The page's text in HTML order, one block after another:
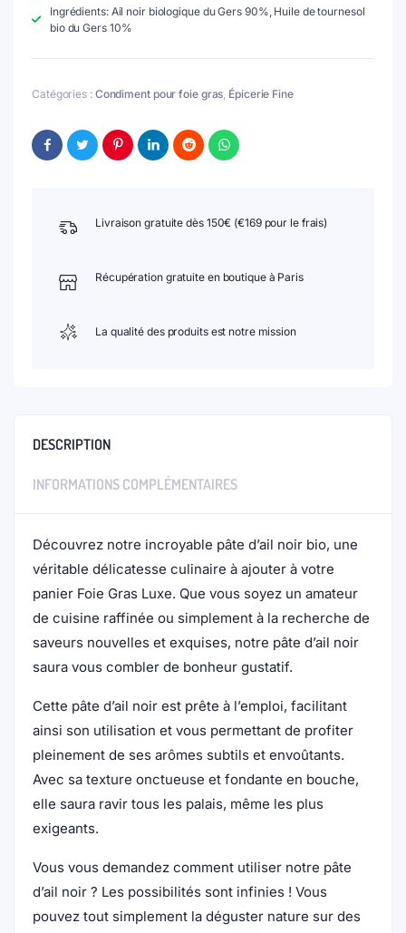
Ingrédients: Ail noir biologique du Gers 90%, Huile de tournesol
bio du Gers 10%
Catégories : Condiment pour foie gras, Épicerie Fine
Livraison gratuite dès 150€ (€169 pour le frais)
Récupération gratuite en boutique à Paris
La qualité des produits est notre mission
DESCRIPTION
INFORMATIONS COMPLÉMENTAIRES
Découvrez notre incroyable pâte d’ail noir bio, une
véritable délicatesse culinaire à ajouter à votre
panier Foie Gras Luxe. Que vous soyez un amateur
de cuisine raffinée ou simplement à la recherche de
saveurs nouvelles et exquises, notre pâte d’ail noir
saura vous combler de bonheur gustatif.
Cette pâte d’ail noir est prête à l’emploi, facilitant
ainsi son utilisation et vous permettant de profiter
pleinement de ses arômes subtils et envoûtants.
Avec sa texture onctueuse et fondante en bouche,
elle saura ravir tous les palais, même les plus
exigeants.
Vous vous demandez comment utiliser notre pâte
d’ail noir ? Les possibilités sont infinies ! Vous
pouvez tout simplement la déguster nature sur des